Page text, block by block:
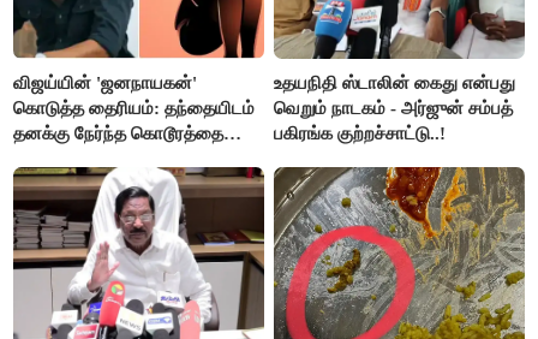
விஜய்யின் 'ஜனநாயகன்'
கொடுத்த தைரியம்: தந்தையிடம்
தனக்கு நேர்ந்த கொடூரத்தை
உதயநிதி ஸ்டாலின் கைது என்பது
வெறும் நாடகம் - அர்ஜுன் சம்பத்
பகிரங்க குற்றச்சாட்டு..!